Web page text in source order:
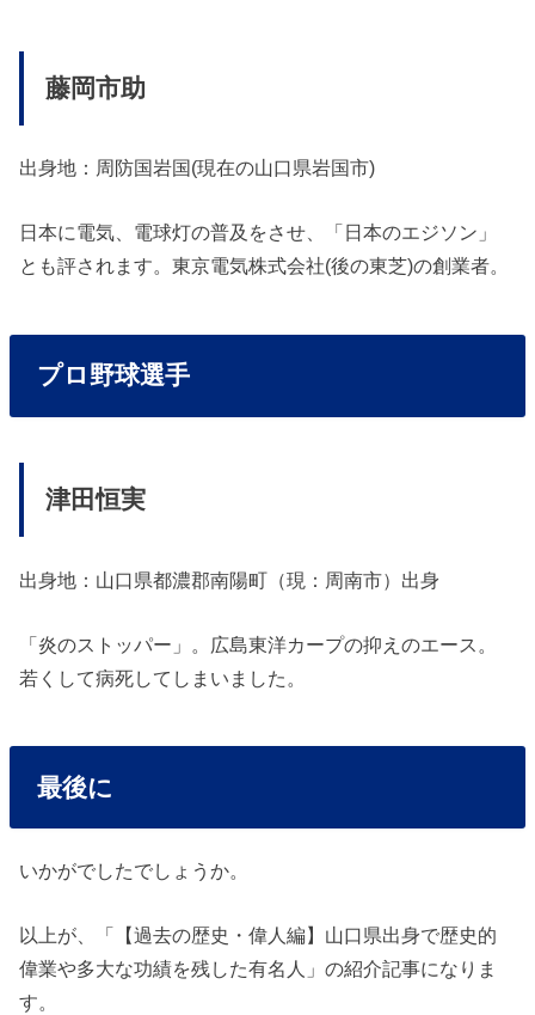
藤岡市助
出身地：周防国岩国(現在の山口県岩国市)
日本に電気、電球灯の普及をさせ、「日本のエジソン」
とも評されます。東京電気株式会社(後の東芝)の創業者。
プロ野球選手
津田恒実
出身地：山口県都濃郡南陽町（現：周南市）出身
「炎のストッパー」。広島東洋カープの抑えのエース。
若くして病死してしまいました。
最後に
いかがでしたでしょうか。
以上が、「【過去の歴史・偉人編】山口県出身で歴史的
偉業や多大な功績を残した有名人」の紹介記事になりま
す。